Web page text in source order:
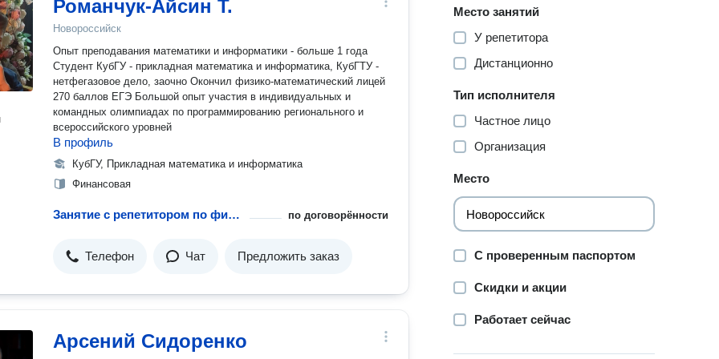
Романчук-Айсин Т.
Новороссийск
Опыт преподавания математики и информатики - больше 1 года
Студент КубГУ - прикладная математика и информатика, КубГТУ -
нетфегазовое дело, заочно Окончил физико-математический лицей
270 баллов ЕГЭ Большой опыт участия в индивидуальных и
командных олимпиадах по программированию регионального и
всероссийского уровней
В профиль
КубГУ, Прикладная математика и информатика
Финансовая
Занятие с репетитором по финансовой математике по договорённости
Телефон Чат Предложить заказ
Арсений Сидоренко
Место занятий
У репетитора
Дистанционно
Тип исполнителя
Частное лицо
Организация
Место
С проверенным паспортом
Скидки и акции
Работает сейчас